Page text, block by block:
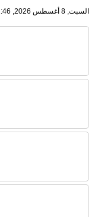
السبت, 8 أغسطس 2026, 12:46 م